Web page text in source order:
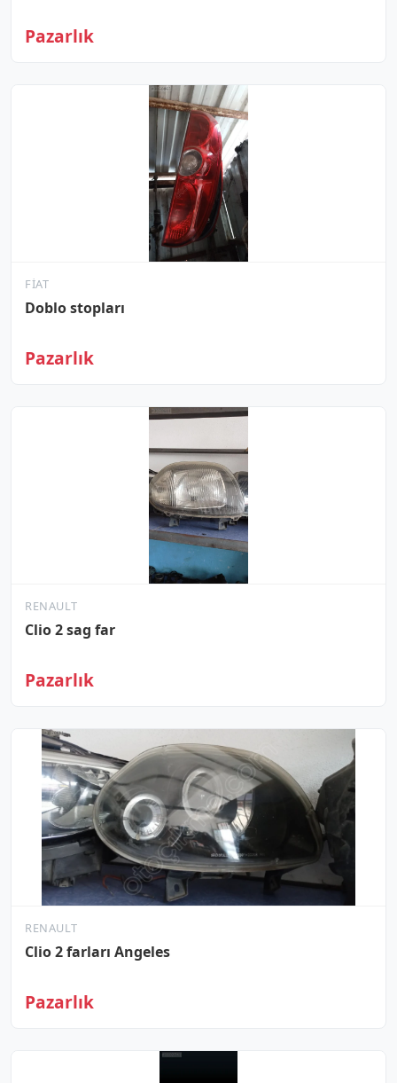
Pazarlık
FIAT
Doblo stopları
Pazarlık
RENAULT
Clio 2 sag far
Pazarlık
RENAULT
Clio 2 farları Angeles
Pazarlık